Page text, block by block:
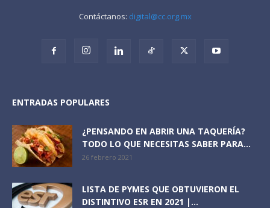
Contáctanos: digital@cc.org.mx
ENTRADAS POPULARES
¿PENSANDO EN ABRIR UNA TAQUERÍA?
TODO LO QUE NECESITAS SABER PARA...
26 febrero 2021
LISTA DE PYMES QUE OBTUVIERON EL
DISTINTIVO ESR EN 2021 |...